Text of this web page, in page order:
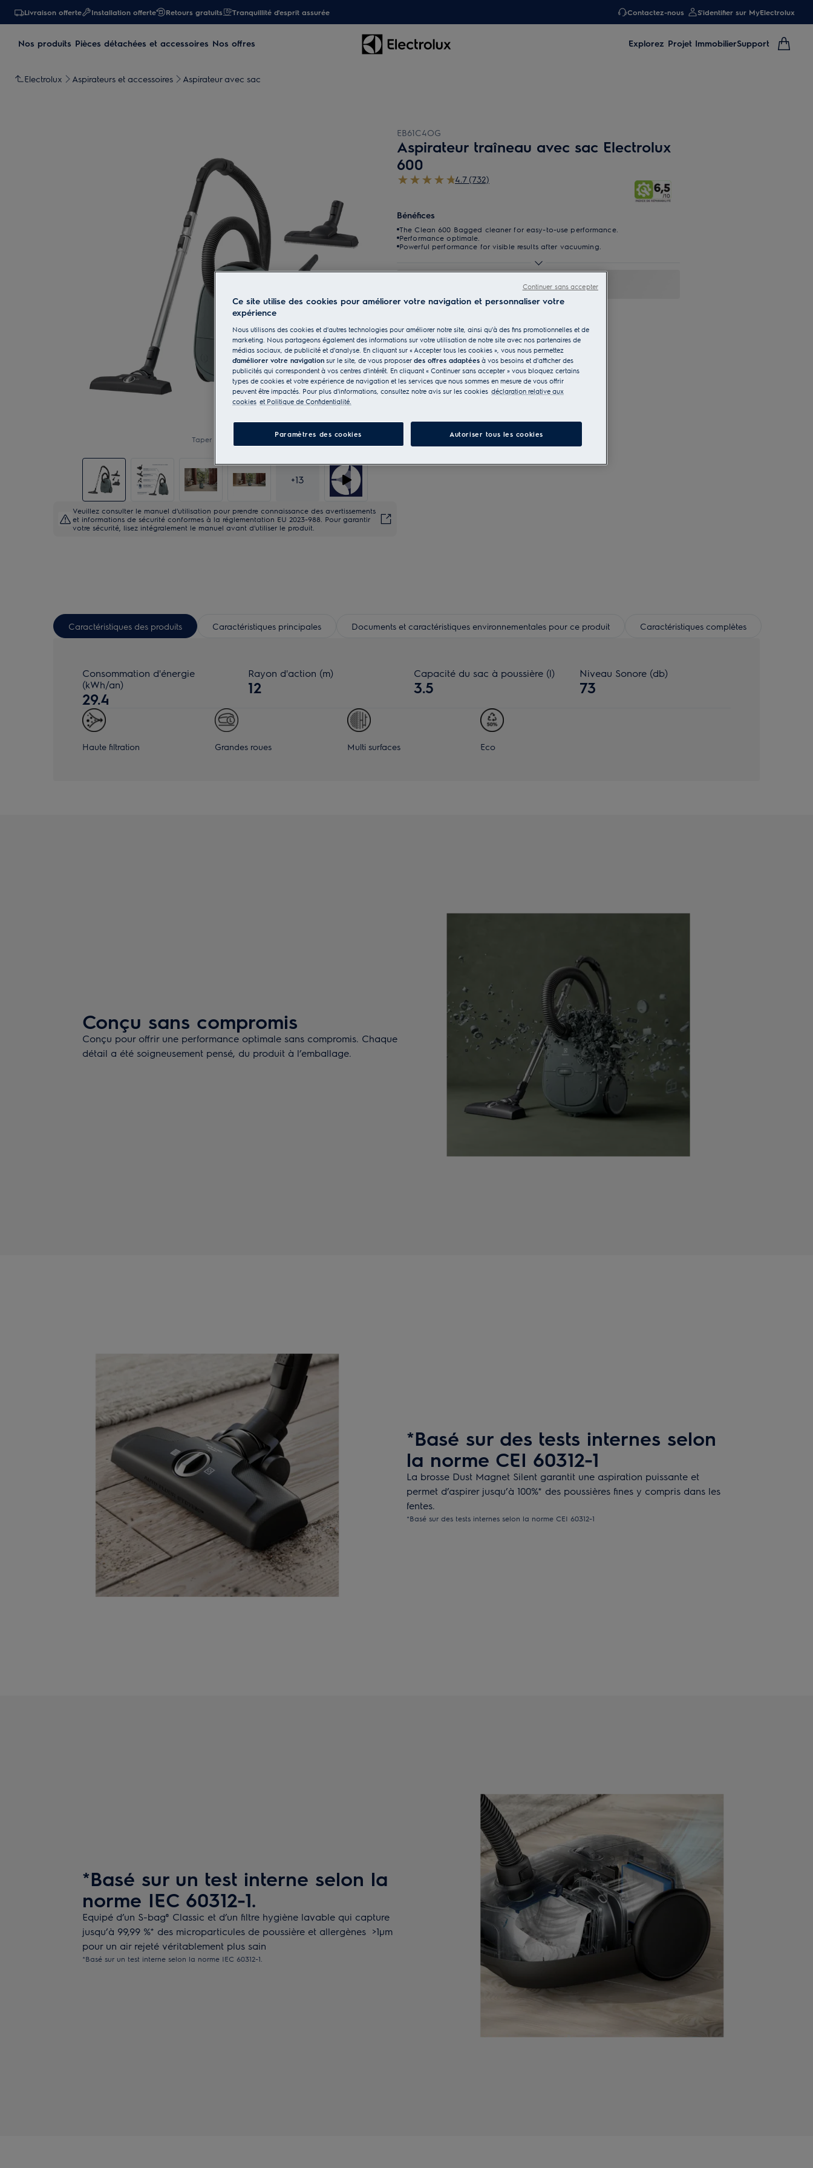
Livraison offerte Installation offerte Retours gratuits Tranquillité d'esprit assurée Contactez-nous S'identifier sur MyElectrolux
Nos produits Pièces détachées et accessoires Nos offres Explorez Projet ImmobilierSupport
Electrolux Aspirateurs et accessoires Aspirateur avec sac
Taper pour zoomer
+13
Veuillez consulter le manuel d'utilisation pour prendre connaissance des avertissements
et informations de sécurité conformes à la réglementation EU 2023-988. Pour garantir
votre sécurité, lisez intégralement le manuel avant d'utiliser le produit.
EB61C4OG
Aspirateur traîneau avec sac Electrolux
600
4.7 (732)
Bénéfices
The Clean 600 Bagged cleaner for easy-to-use performance.
Performance optimale.
Powerful performance for visible results after vacuuming.
Caractéristiques des produits Caractéristiques principales Documents et caractéristiques environnementales pour ce produit Caractéristiques complètes
Consommation d'énergie
(kWh/an)
29.4
Rayon d'action (m)
12
Capacité du sac à poussière (l)
3.5
Niveau Sonore (db)
73
Haute filtration Grandes roues Multi surfaces Eco
Conçu sans compromis
Conçu pour offrir une performance optimale sans compromis. Chaque
détail a été soigneusement pensé, du produit à l’emballage.
*Basé sur des tests internes selon
la norme CEI 60312-1
La brosse Dust Magnet Silent garantit une aspiration puissante et
permet d’aspirer jusqu’à 100%* des poussières fines y compris dans les
fentes.
*Basé sur des tests internes selon la norme CEI 60312-1
*Basé sur un test interne selon la
norme IEC 60312-1.
Equipé d’un S-bag® Classic et d’un filtre hygiène lavable qui capture
jusqu’à 99,99 %* des microparticules de poussière et allergènes >1µm
pour un air rejeté véritablement plus sain
*Basé sur un test interne selon la norme IEC 60312-1.
Ce site utilise des cookies pour améliorer votre navigation et personnaliser votre
expérience
Nous utilisons des cookies et d'autres technologies pour améliorer notre site, ainsi qu'à des fins promotionnelles et de
marketing. Nous partageons également des informations sur votre utilisation de notre site avec nos partenaires de
médias sociaux, de publicité et d'analyse. En cliquant sur « Accepter tous les cookies », vous nous permettez
d'améliorer votre navigation sur le site, de vous proposer des offres adaptées à vos besoins et d'afficher des
publicités qui correspondent à vos centres d'intérêt. En cliquant « Continuer sans accepter » vous bloquez certains
types de cookies et votre expérience de navigation et les services que nous sommes en mesure de vous offrir
peuvent être impactés. Pour plus d'informations, consultez notre avis sur les cookies déclaration relative aux
cookies et Politique de Confidentialité.
Paramètres des cookies Autoriser tous les cookies
Continuer sans accepter